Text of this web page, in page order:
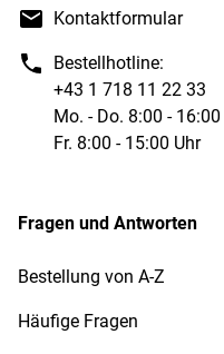
Kontaktformular
Bestellhotline:
+43 1 718 11 22 33
Mo. - Do. 8:00 - 16:00
Fr. 8:00 - 15:00 Uhr
Fragen und Antworten
Bestellung von A-Z
Häufige Fragen